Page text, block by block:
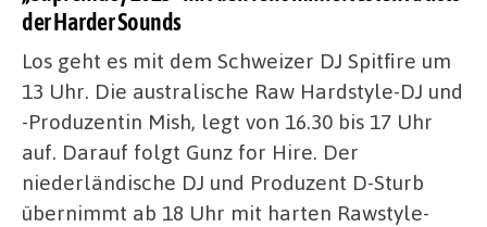
der Harder Sounds
Los geht es mit dem Schweizer DJ Spitfire um
13 Uhr. Die australische Raw Hardstyle-DJ und
-Produzentin Mish, legt von 16.30 bis 17 Uhr
auf. Darauf folgt Gunz for Hire. Der
niederländische DJ und Produzent D-Sturb
übernimmt ab 18 Uhr mit harten Rawstyle-